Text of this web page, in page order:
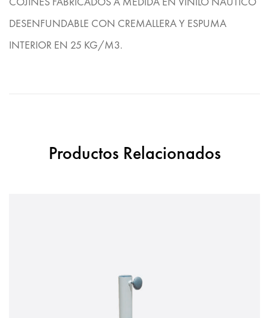
DESENFUNDABLE CON CREMALLERA Y ESPUMA
INTERIOR EN 25 KG/M3.
Productos Relacionados